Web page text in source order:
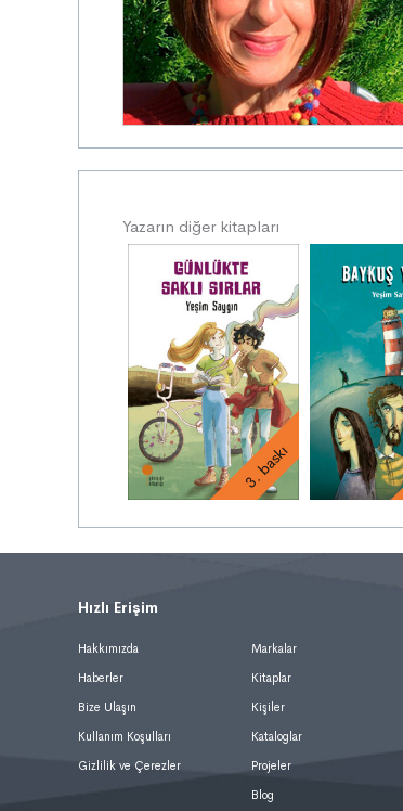
Yazarın diğer kitapları
3. baskı
Hızlı Erişim
Hakkımızda
Haberler
Bize Ulaşın
Kullanım Koşulları
Gizlilik ve Çerezler
Markalar
Kitaplar
Kişiler
Kataloglar
Projeler
Blog